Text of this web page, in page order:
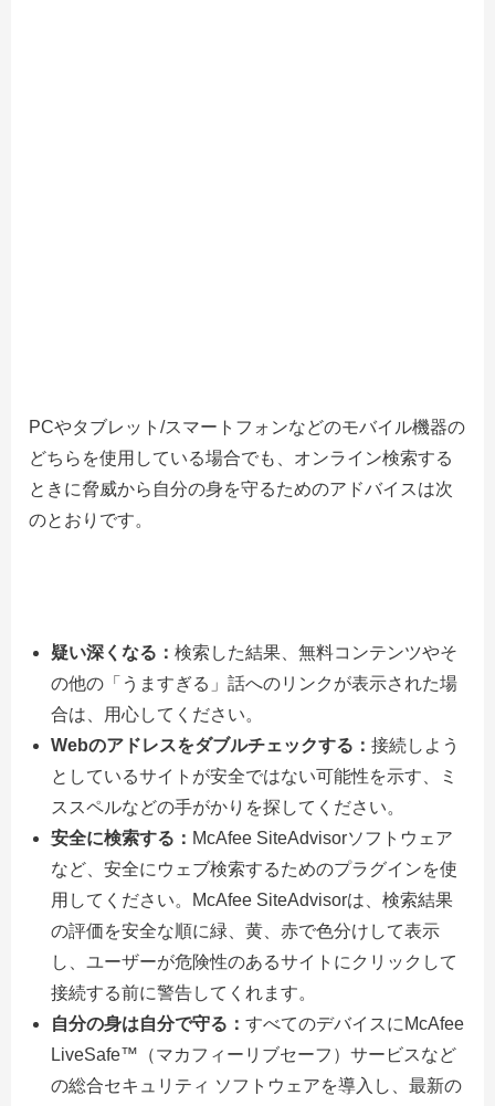
PCやタブレット/スマートフォンなどのモバイル機器の
どちらを使用している場合でも、オンライン検索する
ときに脅威から自分の身を守るためのアドバイスは次
のとおりです。
疑い深くなる： 検索した結果、無料コンテンツやそ
の他の「うますぎる」話へのリンクが表示された場
合は、用心してください。
Webのアドレスをダブルチェックする： 接続しよう
としているサイトが安全ではない可能性を示す、ミ
ススペルなどの手がかりを探してください。
安全に検索する： McAfee SiteAdvisorソフトウェア
など、安全にウェブ検索するためのプラグインを使
用してください。McAfee SiteAdvisorは、検索結果
の評価を安全な順に緑、黄、赤で色分けして表示
し、ユーザーが危険性のあるサイトにクリックして
接続する前に警告してくれます。
自分の身は自分で守る： すべてのデバイスにMcAfee
LiveSafe™（マカフィーリブセーフ）サービスなど
の総合セキュリティ ソフトウェアを導入し、最新の